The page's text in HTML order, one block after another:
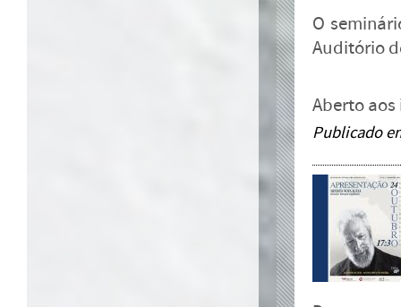
O
Auditório
Aberto
Publicado